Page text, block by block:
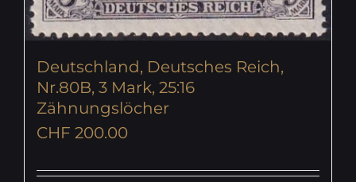
Deutschland, Deutsches Reich,
Nr.80B, 3 Mark, 25:16
Zähnungslöcher
CHF 200.00